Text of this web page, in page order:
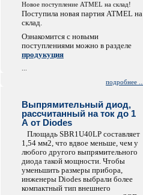
Новое поступление ATMEL на склад!
Поступила новая партия ATMEL на
склад.
Ознакомится с новыми
поступлениями можно в разделе
продукуция
подробнее ...
Выпрямительный диод,
рассчитанный на ток до 1
А от Diodes
Площадь SBR1U40LP составляет
1,54 мм2, что вдвое меньше, чем у
любого другого выпрямительного
диода такой мощности. Чтобы
уменьшить размеры прибора,
инженеры Diodes выбрали более
компактный тип внешнего